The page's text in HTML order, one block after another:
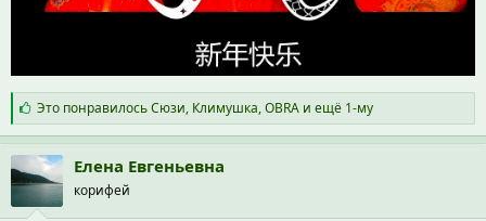
С
и
м
п
а
т
и
Это понравилосьСюзи, Климушка,OBRAи ещё 1-му
Елена Евгеньевна
корифей